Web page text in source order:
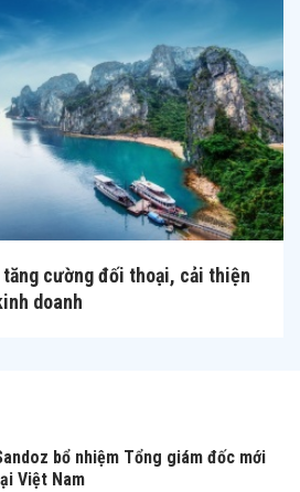
tăng cường đối thoại, cải thiện
doanh
bổ nhiệm Tổng giám đốc mới
Việt Nam